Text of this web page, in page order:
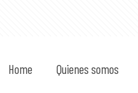
Home Quienes somos